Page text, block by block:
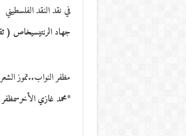
في نقد النقد الفلسطيني
جهاد الرنتيسيخاص (
مظفر النواب..تموز
*محمد غازي